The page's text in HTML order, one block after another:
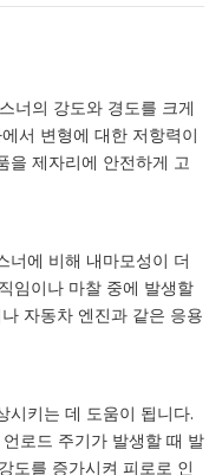
너의 강도와 경도를 크게
서 변형에 대한 저항력이
을 제자리에 안전하게 고
너에 비해 내마모성이 더
임이나 마찰 중에 발생할
자동차 엔진과 같은 응용
시키는 데 도움이 됩니다.
로드 주기가 발생할 때 발
도를 증가시켜 피로로 인